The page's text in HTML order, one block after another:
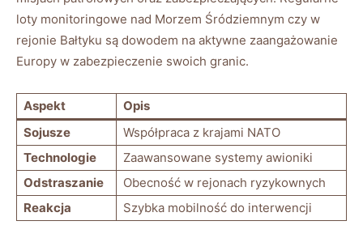
loty monitoringowe nad Morzem Śródziemnym czy w
rejonie Bałtyku są dowodem na aktywne zaangażowanie
Europy w zabezpieczenie swoich granic.
Aspekt
Opis
Sojusze
Współpraca z krajami NATO
Technologie
Zaawansowane systemy awioniki
Odstraszanie
Obecność w rejonach ryzykownych
Reakcja
Szybka mobilność do interwencji